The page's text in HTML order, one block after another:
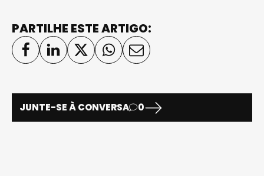
PARTILHE ESTE ARTIGO:
JUNTE-SE À CONVERSA 0